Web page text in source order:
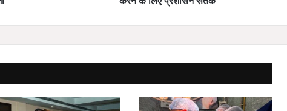
त्ता
उ
चा
र